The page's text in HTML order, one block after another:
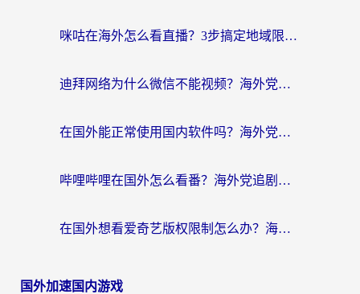
咪咕在海外怎么看直播？3步搞定地域限制，还能畅看腾讯视频与国内热剧
迪拜网络为什么微信不能视频？海外党必看的回国加速全攻略
在国外能正常使用国内软件吗？海外党亲测有效的无缝访问指南
哔哩哔哩在国外怎么看番？海外党追剧看片的终极解决方案
在国外想看爱奇艺版权限制怎么办？海外华人必看的追剧自由指南
国外加速国内游戏